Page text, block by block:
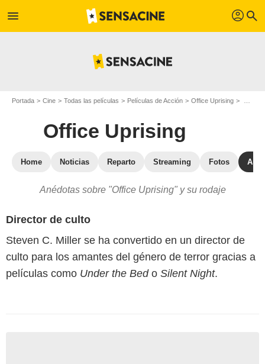
menu profil search
Portada Cine Todas las películas Películas de Acción Office Uprising
Office Uprising
Home Noticias Reparto Streaming Fotos
Anédotas sobre "Office Uprising" y su rodaje
Director de culto
Steven C. Miller se ha convertido en un director de
culto para los amantes del género de terror gracias a
películas como Under the Bedo Silent Night.